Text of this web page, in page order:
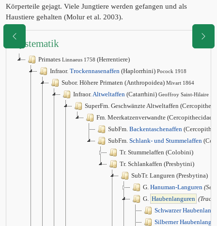
Körperteile gejagt. Viele Jungtiere werden gefangen und als
Haustiere gehalten (Molur et al. 2003).
Systematik
Primates Linnaeus 1758 (Herrentiere)
Infraor. Trockennasenaffen (Haplorrhini) Pocock 1918
Subor. Höhere Primaten (Anthropoidea) Mivart 1864
Infraor.Altweltaffen (Catarrhini) Geoffroy Saint-Hilaire
SuperFm. Geschwänzte Altweltaffen
Fm. Meerkatzenverwandte (Cercopithecidae)
SubFm. Backentaschenaffen
SubFm. Schlank- und Stummelaffen
Tr. Stummelaffen (Colobini)
Tr. Schlankaffen (Presbytini)
SubTr. Languren (Presbytina)
G. Hanuman-Languren
G. Haubenlanguren
Schwarzer
Silberner Haubenlangur